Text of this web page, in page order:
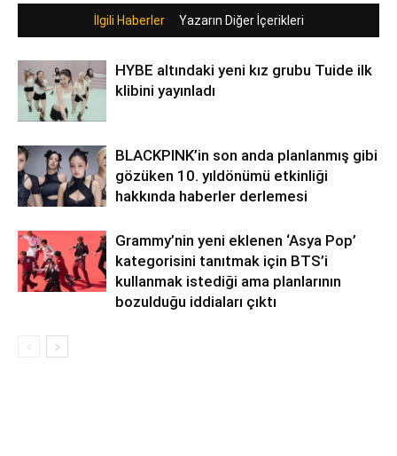
İlgili Haberler Yazarın Diğer İçerikleri
HYBE altındaki yeni kız grubu Tuide ilk
klibini yayınladı
BLACKPINK’in son anda planlanmış gibi
gözüken 10. yıldönümü etkinliği
hakkında haberler derlemesi
Grammy’nin yeni eklenen ‘Asya Pop’
kategorisini tanıtmak için BTS’i
kullanmak istediği ama planlarının
bozulduğu iddiaları çıktı